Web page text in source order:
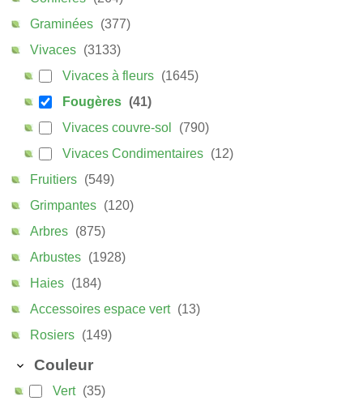
Graminées (377)
Vivaces (3133)
Vivaces à fleurs (1645)
Fougères (41)
Vivaces couvre-sol
(790)
Vivaces Condimentaires (12)
Fruitiers (549)
Grimpantes (120)
Arbres (875)
Arbustes (1928)
Haies (184)
Accessoires espace vert (13)
Rosiers (149)
Couleur
Vert (35)